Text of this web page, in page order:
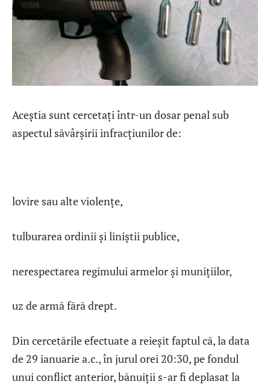
Aceștia sunt cercetați într-un dosar penal sub
aspectul săvârșirii infracțiunilor de:
lovire sau alte violențe,
tulburarea ordinii și liniștii publice,
nerespectarea regimului armelor și munițiilor,
uz de armă fără drept.
Din cercetările efectuate a reieșit faptul că, la data
de 29 ianuarie a.c., în jurul orei 20:30, pe fondul
unui conflict anterior, bănuiții s-ar fi deplasat la